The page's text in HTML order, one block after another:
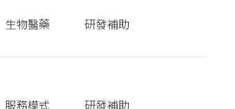
生物醫藥 研發補助